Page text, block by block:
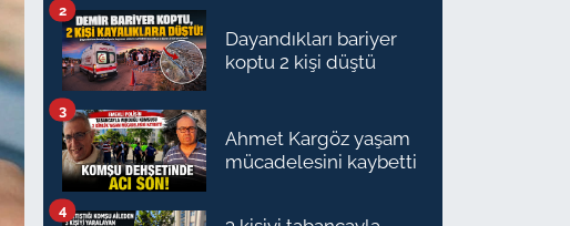
Dayandıkları bariyer
koptu 2 kişi düştü
2
Ahmet Kargöz yaşam
mücadelesini kaybetti
3
4